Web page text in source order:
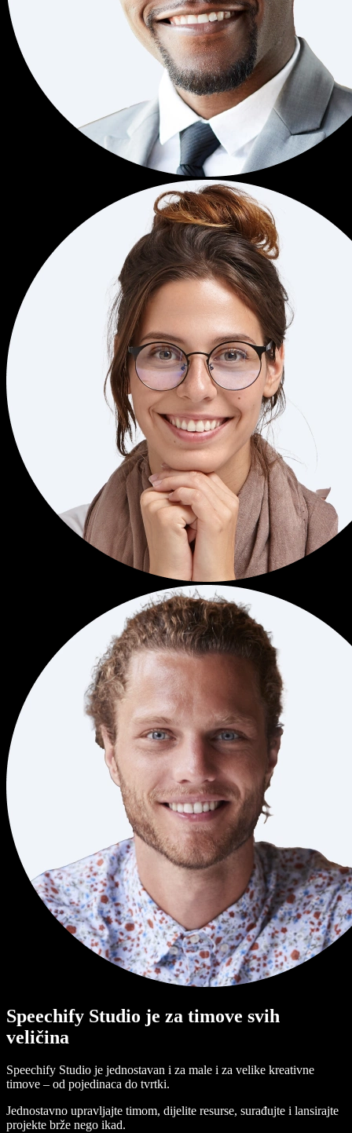
Speechify Studio je za timove svih
veličina
Speechify Studio je jednostavan i za male i za velike kreativne
timove – od pojedinaca do tvrtki.
Jednostavno upravljajte timom, dijelite resurse, surađujte i lansirajte
projekte brže nego ikad.